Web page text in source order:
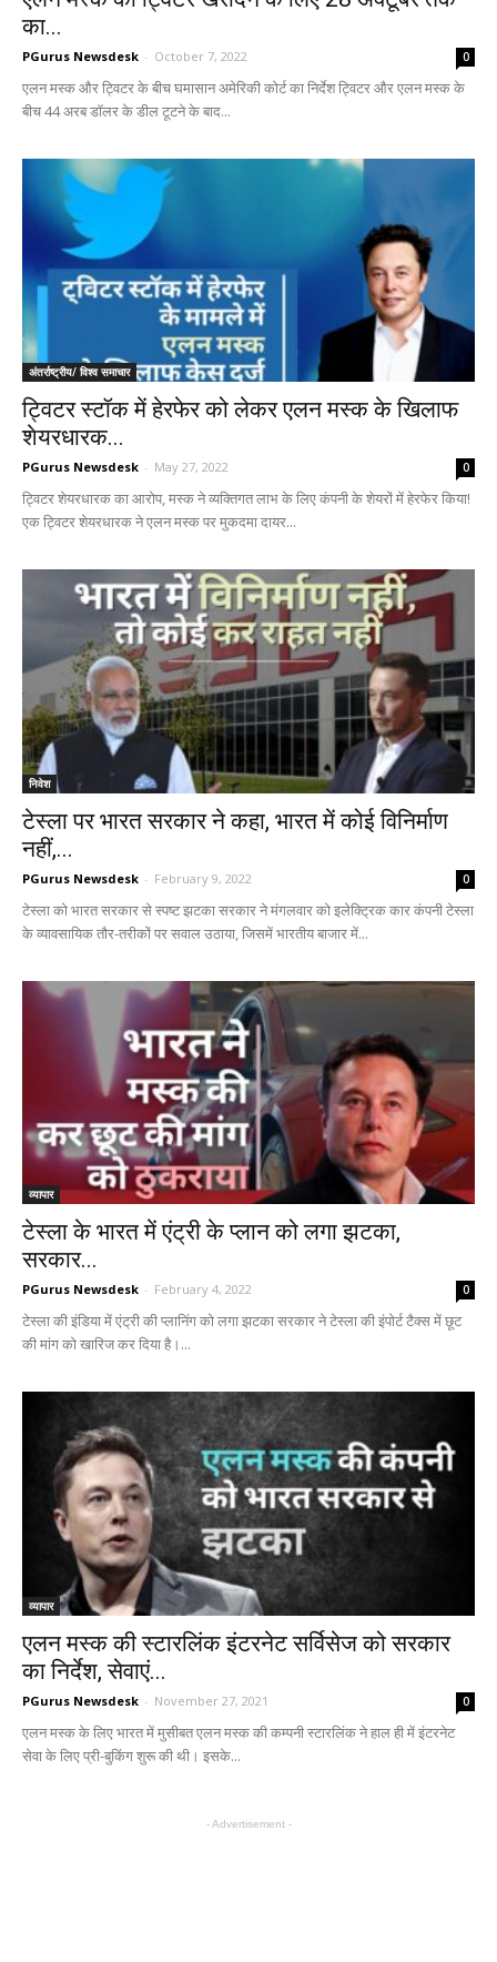
का...
PGurus Newsdesk - October 7, 2022 0
एलन मस्क और ट्विटर के बीच घमासान अमेरिकी कोर्ट का निर्देश ट्विटर और एलन मस्क के
बीच 44 अरब डॉलर के डील टूटने के बाद...
अंतर्राष्ट्रीय/ विश्व समाचार
ट्विटर स्टॉक में हेरफेर को लेकर एलन मस्क के खिलाफ
शेयरधारक...
PGurus Newsdesk - May 27, 2022 0
ट्विटर शेयरधारक का आरोप, मस्क ने व्यक्तिगत लाभ के लिए कंपनी के शेयरों में हेरफेर किया!
एक ट्विटर शेयरधारक ने एलन मस्क पर मुकदमा दायर...
निवेश
टेस्ला पर भारत सरकार ने कहा, भारत में कोई विनिर्माण
नहीं,...
PGurus Newsdesk - February 9, 2022 0
टेस्ला को भारत सरकार से स्पष्ट झटका सरकार ने मंगलवार को इलेक्ट्रिक कार कंपनी टेस्ला
के व्यावसायिक तौर-तरीकों पर सवाल उठाया, जिसमें भारतीय बाजार में...
व्यापार
टेस्ला के भारत में एंट्री के प्लान को लगा झटका,
सरकार...
PGurus Newsdesk - February 4, 2022 0
टेस्ला की इंडिया में एंट्री की प्लानिंग को लगा झटका सरकार ने टेस्ला की इंपोर्ट टैक्स में छूट
की मांग को खारिज कर दिया है।...
व्यापार
एलन मस्क की स्टारलिंक इंटरनेट सर्विसेज को सरकार
का निर्देश, सेवाएं...
PGurus Newsdesk - November 27, 2021 0
एलन मस्क के लिए भारत में मुसीबत एलन मस्क की कम्पनी स्टारलिंक ने हाल ही में इंटरनेट
सेवा के लिए प्री-बुकिंग शुरू की थी। इसके...
- Advertisement -